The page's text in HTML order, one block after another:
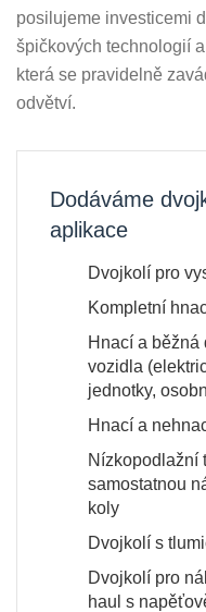
posilujeme investicemi
špičkových technologií
která se pravidelně
odvětví.
Dodáváme
aplikace
Dvojkolí pro
Kompletní
Hnací a
vozidla
jednotky,
Hnací a
Nízkopodlažní
samostatnou
koly
Dvojkolí s
Dvojkolí pro
haul s